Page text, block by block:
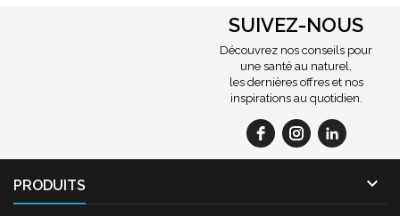
SUIVEZ-NOUS
Découvrez nos conseils pour
une santé au naturel,
les dernières offres et nos
inspirations au quotidien.
PRODUITS 